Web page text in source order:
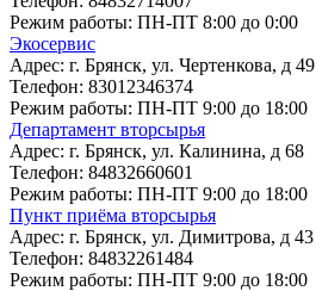
Режим работы: ПН-ПТ 8:00 до 0:00
Экосервис
Адрес: г. Брянск, ул. Чертенкова, д 49
Телефон: 83012346374
Режим работы: ПН-ПТ 9:00 до 18:00
Департамент вторсырья
Адрес: г. Брянск, ул. Калинина, д 68
Телефон: 84832660601
Режим работы: ПН-ПТ 9:00 до 18:00
Пункт приёма вторсырья
Адрес: г. Брянск, ул. Димитрова, д 43
Телефон: 84832261484
Режим работы: ПН-ПТ 9:00 до 18:00